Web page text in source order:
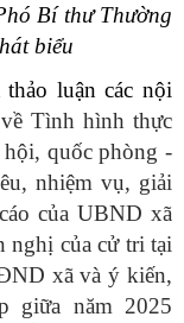
Bí thư Thường
biểu
luận các nội
Tình hình thực
quốc phòng -
nhiệm vụ, giải
của UBND xã
nghị của cử tri tại
xã và ý kiến,
giữa năm 2025